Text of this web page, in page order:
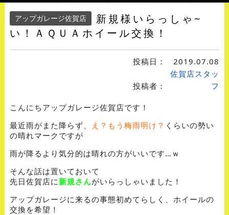
アップガレージ佐賀店
新規様いらっしゃ~
い！ＡＱＵＡホイール交換！
投稿日： 2019.07.08
投稿者：
佐賀店スタッ
フ
こんにちアップガレージ佐賀店です！
最近雨がまた降らず、
え？もう梅雨明け？ くらいの勢い
の晴れマークですが
雨が降るより気分的は晴れの方がいいです…ｗ
そんな話は置いておいて
先日佐賀店に新規さんがいらっしゃいました！
アップガレージに来るの事態初めてらしく、ホイールの
交換を希望！